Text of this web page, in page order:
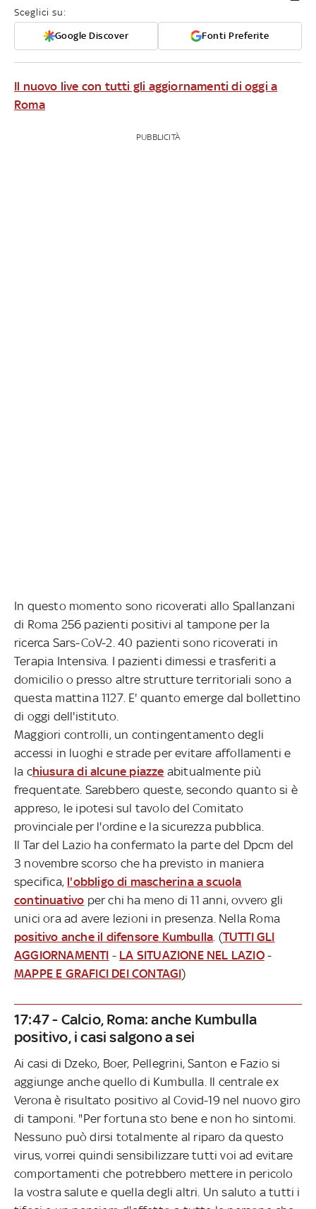
Sceglici su:
Google Discover Fonti Preferite
Il nuovo live con tutti gli aggiornamenti di oggi a
Roma
PUBBLICITÀ
In questo momento sono ricoverati allo Spallanzani
di Roma 256 pazienti positivi al tampone per la
ricerca Sars-CoV-2. 40 pazienti sono ricoverati in
Terapia Intensiva. I pazienti dimessi e trasferiti a
domicilio o presso altre strutture territoriali sono a
questa mattina 1127. E' quanto emerge dal bollettino
di oggi dell'istituto.
Maggiori controlli, un contingentamento degli
accessi in luoghi e strade per evitare affollamenti e
la chiusura di alcune piazze abitualmente più
frequentate. Sarebbero queste, secondo quanto si è
appreso, le ipotesi sul tavolo del Comitato
provinciale per l'ordine e la sicurezza pubblica.
Il Tar del Lazio ha confermato la parte del Dpcm del
3 novembre scorso che ha previsto in maniera
specifica, l'obbligo di mascherina a scuola
continuativo per chi ha meno di 11 anni, ovvero gli
unici ora ad avere lezioni in presenza. Nella Roma
positivo anche il difensore Kumbulla . (TUTTI GLI
AGGIORNAMENTI - LA SITUAZIONE NEL LAZIO-
MAPPE E GRAFICI DEI CONTAGI)
17:47 - Calcio, Roma: anche Kumbulla
positivo, i casi salgono a sei
Ai casi di Dzeko, Boer, Pellegrini, Santon e Fazio si
aggiunge anche quello di Kumbulla. Il centrale ex
Verona è risultato positivo al Covid-19 nel nuovo giro
di tamponi. "Per fortuna sto bene e non ho sintomi.
Nessuno può dirsi totalmente al riparo da questo
virus, vorrei quindi sensibilizzare tutti voi ad evitare
comportamenti che potrebbero mettere in pericolo
la vostra salute e quella degli altri. Un saluto a tutti i